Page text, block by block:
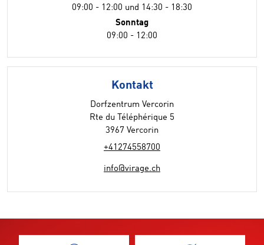
09:00 - 12:00 und 14:30 - 18:30
Sonntag
09:00 - 12:00
Kontakt
Dorfzentrum Vercorin
Rte du Téléphérique 5
3967 Vercorin
+41274558700
info@virage.ch